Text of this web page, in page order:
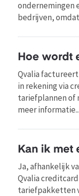
ondernemingen
bedrijven,
Hoe wordt
Qvalia
in rekening via
tariefplannen of
meer
Kan ik met
Ja, afhankelijk
Qvalia
tariefpakketten